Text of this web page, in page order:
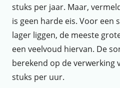
stuks per jaar. Maar,
is geen harde eis. Voor een
lager liggen, de meeste
een veelvoud hiervan. De
berekend op de verwerking
stuks per uur.